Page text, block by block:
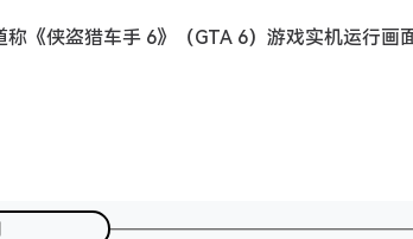
《侠盗猎车手 6》（GTA 6）游戏实机运行画面